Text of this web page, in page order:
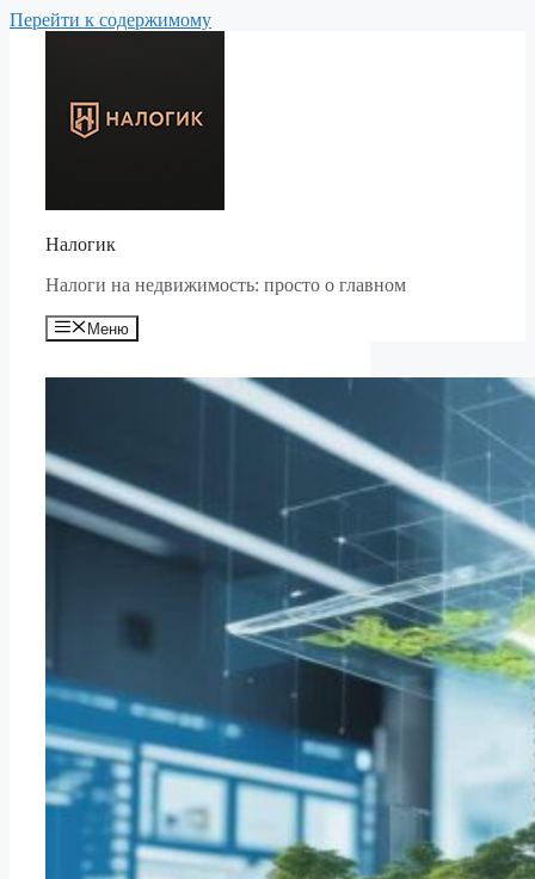
Перейти к содержимому
Налогик
Налоги на недвижимость: просто о главном
Меню